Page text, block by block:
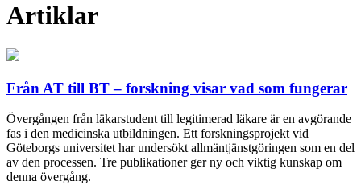
Artiklar
Från AT till BT – forskning visar vad som fungerar
Övergången från läkarstudent till legitimerad läkare är en avgörande
fas i den medicinska utbildningen. Ett forskningsprojekt vid
Göteborgs universitet har undersökt allmäntjänstgöringen som en del
av den processen. Tre publikationer ger ny och viktig kunskap om
denna övergång.